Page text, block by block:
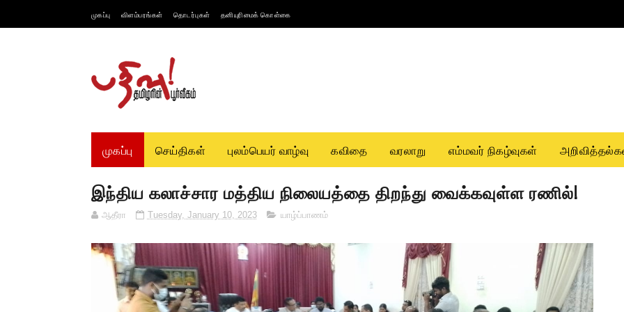
முகப்பு விளம்பரங்கள் தொடர்புகள் தனியுரிமைக் கொள்கை
முகப்பு செய்திகள் புலம்பெயர் வாழ்வு கவிதை வரலாறு எம்மவர் நிகழ்வுகள்
இந்திய கலாச்சார மத்திய நிலையத்தை திறந்து வைக்கவுள்ள ரணில்!
ஆதீரா Tuesday, January 10, 2023 யாழ்ப்பாணம்